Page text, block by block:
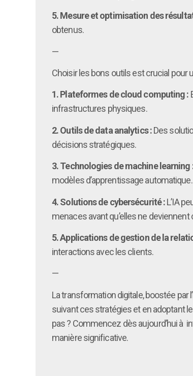
5. Mesure et optimisation des
obtenus.
—
Choisir les bons outils est crucial
1. Plateformes de cloud computing :
infrastructures physiques.
2. Outils de data analytics :Des
décisions stratégiques.
3. Technologies de machine learning
modèles d’apprentissage automatique.
4. Solutions de cybersécurité :L’IA
menaces avant qu’elles ne deviennent
5. Applications de gestion de la
interactions avec les clients.
—
La transformation digitale, boostée
suivant ces stratégies et en adoptant
pas ? Commencez dès aujourd’hui à
manière significative.